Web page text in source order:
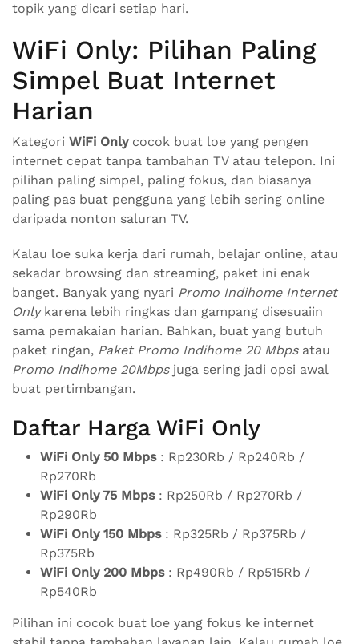
topik yang dicari setiap hari.
WiFi Only: Pilihan Paling
Simpel Buat Internet
Harian
Kategori WiFi Onlycocok buat loe yang pengen
internet cepat tanpa tambahan TV atau telepon. Ini
pilihan paling simpel, paling fokus, dan biasanya
paling pas buat pengguna yang lebih sering online
daripada nonton saluran TV.
Kalau loe suka kerja dari rumah, belajar online, atau
sekadar browsing dan streaming, paket ini enak
banget. Banyak yang nyari Promo Indihome Internet
Onlykarena lebih ringkas dan gampang disesuaiin
sama pemakaian harian. Bahkan, buat yang butuh
paket ringan, Paket Promo Indihome 20 Mbpsatau
Promo Indihome 20Mbpsjuga sering jadi opsi awal
buat pertimbangan.
Daftar Harga WiFi Only
WiFi Only 50 Mbps: Rp230Rb / Rp240Rb /
Rp270Rb
WiFi Only 75 Mbps: Rp250Rb / Rp270Rb /
Rp290Rb
WiFi Only 150 Mbps: Rp325Rb / Rp375Rb /
Rp375Rb
WiFi Only 200 Mbps: Rp490Rb / Rp515Rb /
Rp540Rb
Pilihan ini cocok buat loe yang fokus ke internet